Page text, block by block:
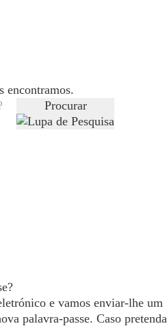
encontramos.
Procurar
e vamos enviar-lhe um
palavra-passe. Caso pretenda